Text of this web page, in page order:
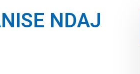
NDAJ